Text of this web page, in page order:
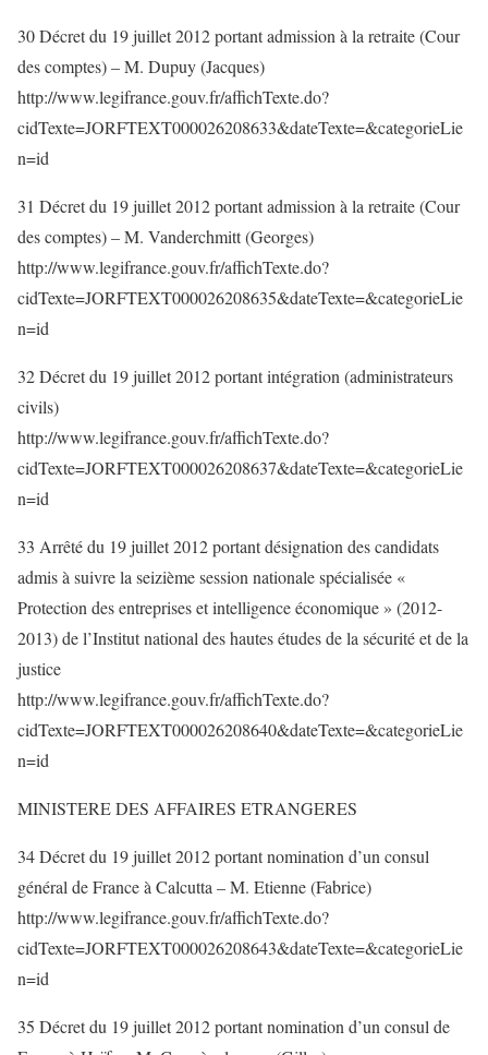
30 Décret du 19 juillet 2012 portant admission à la retraite (Cour
des comptes) – M. Dupuy (Jacques)
http://www.legifrance.gouv.fr/affichTexte.do?
cidTexte=JORFTEXT000026208633&dateTexte=&categorieLie
n=id
31 Décret du 19 juillet 2012 portant admission à la retraite (Cour
des comptes) – M. Vanderchmitt (Georges)
http://www.legifrance.gouv.fr/affichTexte.do?
cidTexte=JORFTEXT000026208635&dateTexte=&categorieLie
n=id
32 Décret du 19 juillet 2012 portant intégration (administrateurs
civils)
http://www.legifrance.gouv.fr/affichTexte.do?
cidTexte=JORFTEXT000026208637&dateTexte=&categorieLie
n=id
33 Arrêté du 19 juillet 2012 portant désignation des candidats
admis à suivre la seizième session nationale spécialisée «
Protection des entreprises et intelligence économique » (2012-
2013) de l’Institut national des hautes études de la sécurité et de la
justice
http://www.legifrance.gouv.fr/affichTexte.do?
cidTexte=JORFTEXT000026208640&dateTexte=&categorieLie
n=id
MINISTERE DES AFFAIRES ETRANGERES
34 Décret du 19 juillet 2012 portant nomination d’un consul
général de France à Calcutta – M. Etienne (Fabrice)
http://www.legifrance.gouv.fr/affichTexte.do?
cidTexte=JORFTEXT000026208643&dateTexte=&categorieLie
n=id
35 Décret du 19 juillet 2012 portant nomination d’un consul de